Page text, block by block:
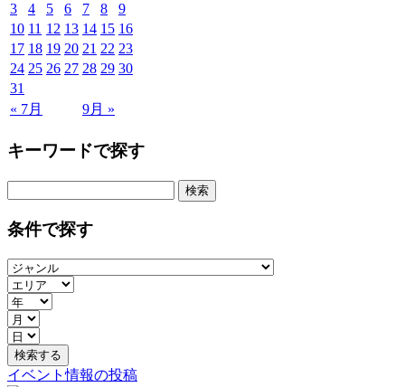
« 7月 9月 »
3
4 5 6 7 8
9
10 11 12 13 14 15 16
17 18 19 20 21 22 23
24 25 26 27 28 29 30
31
キーワードで探す
条件で探す
イベント情報の投稿